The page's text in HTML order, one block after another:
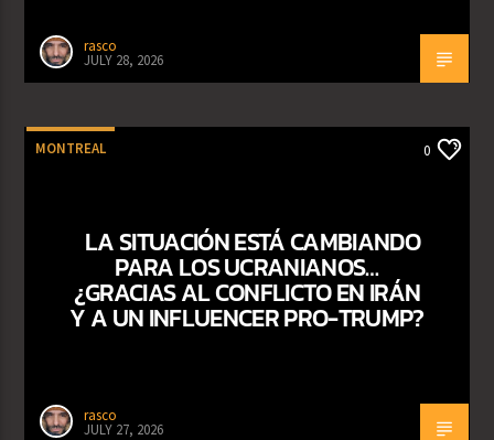
rasco
JULY 28, 2026
MONTREAL 0
LA SITUACIÓN ESTÁ CAMBIANDO
PARA LOS UCRANIANOS…
¿GRACIAS AL CONFLICTO EN IRÁN
Y A UN INFLUENCER PRO-TRUMP?
rasco
JULY 27, 2026